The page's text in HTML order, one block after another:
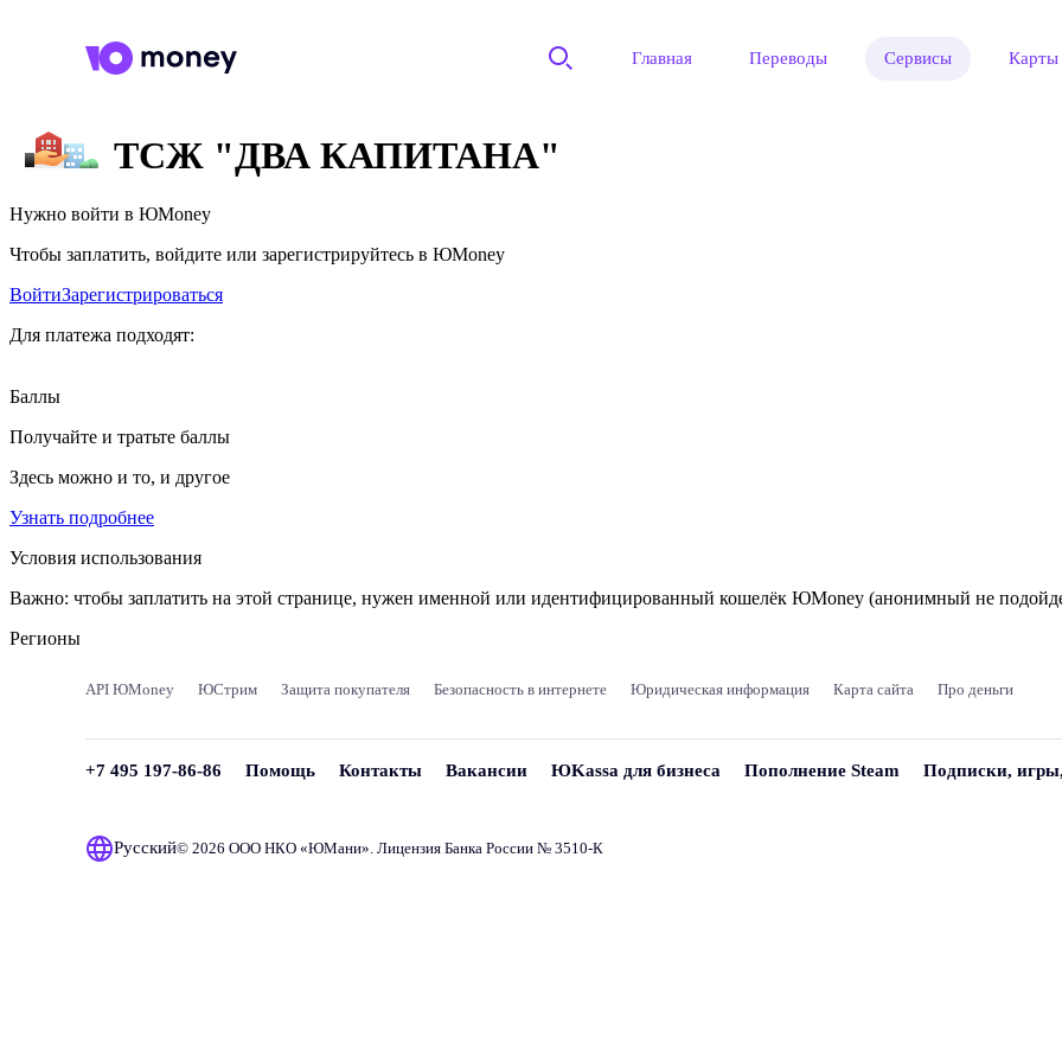
Главная Переводы Сервисы Карты
ТСЖ "ДВА КАПИТАНА"
Нужно войти в ЮMoney
Чтобы заплатить, войдите или зарегистрируйтесь в ЮMoney
ВойтиЗарегистрироваться
Для платежа подходят:
Баллы
Получайте и тратьте баллы
Здесь можно и то, и другое
Узнать подробнее
Условия использования
Важно: чтобы заплатить на этой странице, нужен именной или идентифицированный кошелёк ЮMoney (анонимный не
Регионы
API ЮMoney ЮСтрим Защита покупателя Безопасность в интернете Юридическая информация Карта сайта Про деньги
+7 495 197-86-86 Помощь Контакты Вакансии ЮKassa для бизнеса Пополнение Steam Подписки,
Русский© 2026 ООО НКО «ЮМани». Лицензия Банка России № 3510‑К